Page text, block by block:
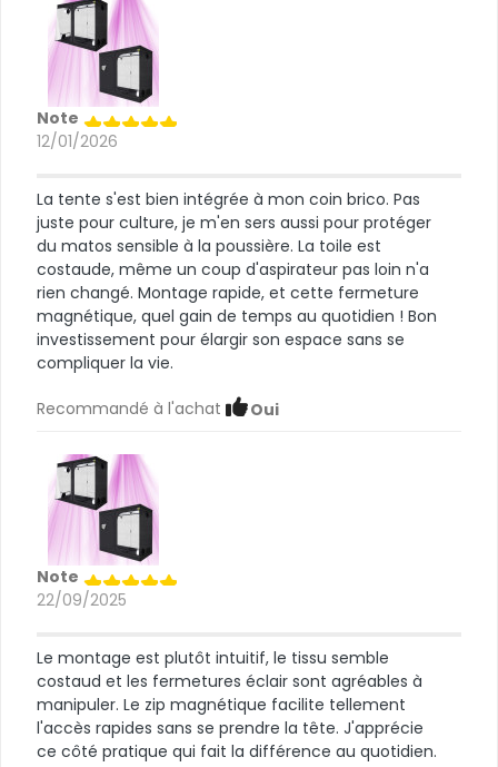
Note
12/01/2026
La tente s'est bien intégrée à mon coin brico. Pas
juste pour culture, je m'en sers aussi pour protéger
du matos sensible à la poussière. La toile est
costaude, même un coup d'aspirateur pas loin n'a
rien changé. Montage rapide, et cette fermeture
magnétique, quel gain de temps au quotidien ! Bon
investissement pour élargir son espace sans se
compliquer la vie.
Recommandé à l'achat Oui
Note
22/09/2025
Le montage est plutôt intuitif, le tissu semble
costaud et les fermetures éclair sont agréables à
manipuler. Le zip magnétique facilite tellement
l'accès rapides sans se prendre la tête. J'apprécie
ce côté pratique qui fait la différence au quotidien.